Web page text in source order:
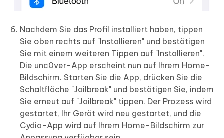
Nachdem Sie das Profil installiert haben, tippen
Sie oben rechts auf "Installieren" und bestätigen
Sie mit einem weiteren Tippen auf "Installieren".
Die unc0ver-App erscheint nun auf Ihrem Home-
Bildschirm. Starten Sie die App, drücken Sie die
Schaltfläche "Jailbreak" und bestätigen Sie, indem
Sie erneut auf "Jailbreak" tippen. Der Prozess wird
gestartet, Ihr Gerät wird neu gestartet, und die
Cydia-App wird auf Ihrem Home-Bildschirm zur